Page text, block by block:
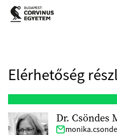
Elérhetőség
Dr. Csöndes